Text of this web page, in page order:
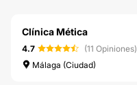
Clínica Mética
4.7 (11 Opiniones)
Málaga (Ciudad)